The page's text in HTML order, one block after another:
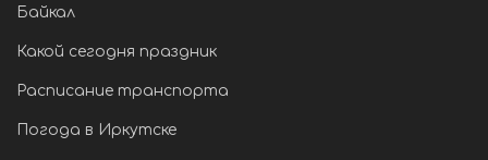
Байкал
Какой сегодня праздник
Расписание транспорта
Погода в Иркутске